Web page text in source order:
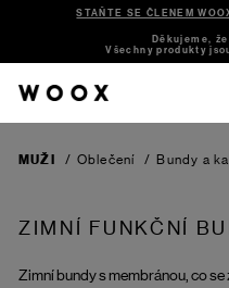
STAŇTE SE ČLENEM
Děkujeme,
Všechny produkty
MUŽI / Oblečení / Bundy a
ZIMNÍ FUNKČNÍ
Zimní bundy s membránou, co